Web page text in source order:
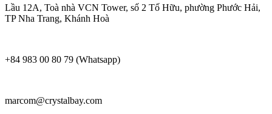
Lầu 12A, Toà nhà VCN Tower, số 2 Tố Hữu, phường Phước Hải,
TP Nha Trang, Khánh Hoà
+84 983 00 80 79 (Whatsapp)
marcom@crystalbay.com